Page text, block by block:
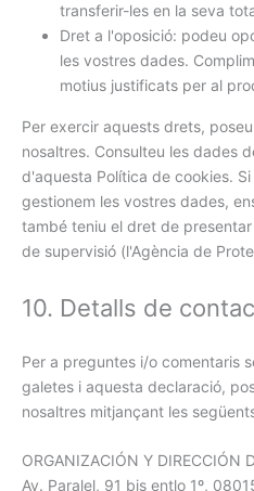
transferir-les en la seva
Dret a l'oposició: podeu
les vostres dades.
motius justificats per al
Per exercir aquests drets,
nosaltres. Consulteu les dades
d'aquesta Política de cookies.
gestionem les vostres dades,
també teniu el dret de
de supervisió (l'Agència de
10. Detalls de
Per a preguntes i/o comentaris
galetes i aquesta declaració,
nosaltres mitjançant les
ORGANIZACIÓN Y DIRECCIÓN
Av. Paralel, 91 bis entlo 1º,